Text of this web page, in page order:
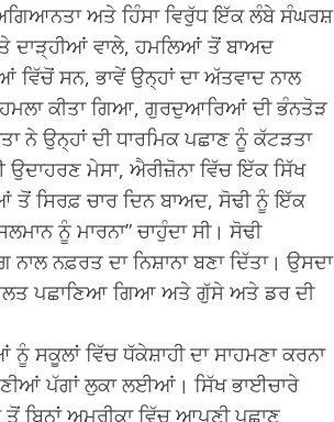
ਅਤੇ ਹਿੰਸਾ ਵਿਰੁੱਧ ਇੱਕ ਲੰਬੇ ਸੰਘਰਸ਼
ਵਾਲੇ, ਹਮਲਿਆਂ ਤੋਂ ਬਾਅਦ
ਵਿੱਚੋਂ ਸਨ, ਭਾਵੇਂ ਉਨ੍ਹਾਂ ਦਾ ਅੱਤਵਾਦ ਨਾਲ
ਹਮਲਾ ਕੀਤਾ ਗਿਆ, ਗੁਰਦੁਆਰਿਆਂ ਦੀ ਭੰਨਤੋੜ
ਨੇ ਉਨ੍ਹਾਂ ਦੀ ਧਾਰਮਿਕ ਪਛਾਣ ਨੂੰ ਕੱਟੜਤਾ
ਮੇਸਾ, ਐਰੀਜ਼ੋਨਾ ਵਿੱਚ ਇੱਕ ਸਿੱਖ
ਤੋਂ ਸਿਰਫ਼ ਚਾਰ ਦਿਨ ਬਾਅਦ, ਸੋਢੀ ਨੂੰ ਇੱਕ
ਨੂੰ ਮਾਰਨਾ” ਚਾਹੁੰਦਾ ਸੀ। ਸੋਢੀ
ਨਫ਼ਰਤ ਦਾ ਨਿਸ਼ਾਨਾ ਬਣਾ ਦਿੱਤਾ। ਉਸਦਾ
ਪਛਾਣਿਆ ਗਿਆ ਅਤੇ ਗੁੱਸੇ ਅਤੇ ਡਰ ਦੀ
ਵਿੱਚ ਧੱਕੇਸ਼ਾਹੀ ਦਾ ਸਾਹਮਣਾ ਕਰਨਾ
ਪੱਗਾਂ ਲੁਕਾ ਲਈਆਂ। ਸਿੱਖ ਭਾਈਚਾਰੇ
ਬਿਨਾਂ ਅਮਰੀਕਾ ਵਿੱਚ ਆਪਣੀ ਪਛਾਣ